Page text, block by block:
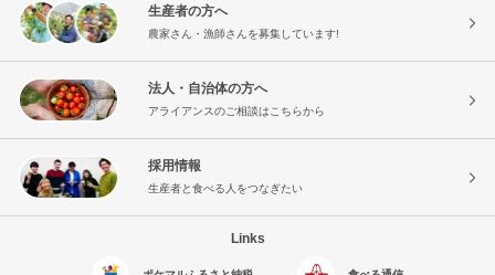
生産者の方へ
農家さん・漁師さんを募集しています!
法人・自治体の方へ
アライアンスのご相談はこちらから
採用情報
生産者と食べる人をつなぎたい
Links